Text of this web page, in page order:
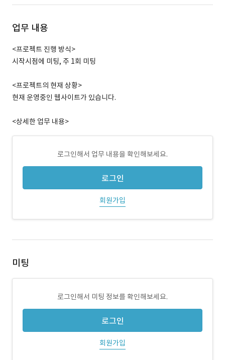
업무 내용
<프로젝트 진행 방식>
시작시점에 미팅, 주 1회 미팅
<프로젝트의 현재 상황>
현재 운영중인 웹사이트가 있습니다.
<상세한 업무 내용>
로그인해서 업무 내용을 확인해보세요.
로그인
회원가입
미팅
로그인해서 미팅 정보를 확인해보세요.
로그인
회원가입